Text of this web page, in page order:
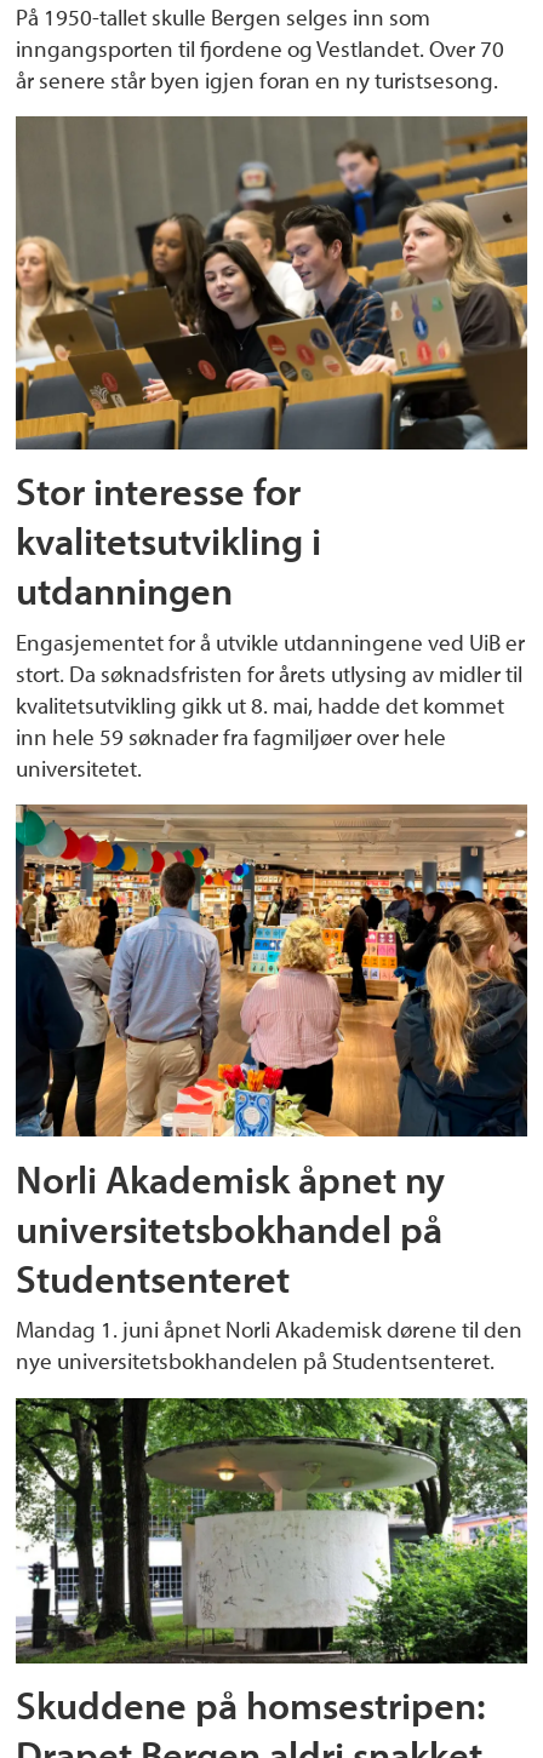
På 1950-tallet skulle Bergen selges inn som
inngangsporten til fjordene og Vestlandet. Over 70
år senere står byen igjen foran en ny turistsesong.
Stor interesse for
kvalitetsutvikling i
utdanningen
Engasjementet for å utvikle utdanningene ved UiB er
stort. Da søknadsfristen for årets utlysing av midler til
kvalitetsutvikling gikk ut 8. mai, hadde det kommet
inn hele 59 søknader fra fagmiljøer over hele
universitetet.
Norli Akademisk åpnet ny
universitetsbokhandel på
Studentsenteret
Mandag 1. juni åpnet Norli Akademisk dørene til den
nye universitetsbokhandelen på Studentsenteret.
Skuddene på homsestripen: